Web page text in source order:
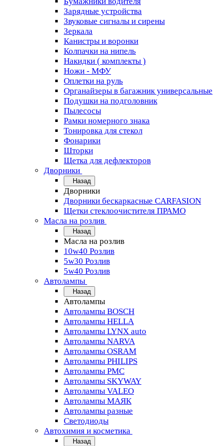
Зарядные устройства
Звуковые сигналы и сирены
Зеркала
Канистры и воронки
Колпачки на нипель
Накидки ( комплекты )
Ножи - МФУ
Оплетки на руль
Органайзеры в багажник универсальные
Подушки на подголовник
Пылесосы
Рамки номерного знака
Тонировка для стекол
Фонарики
Шторки
Щетка для дефлекторов
Дворники
Назад
Дворники
Дворники бескаркасные CARFASION
Щетки стеклоочистителя ПРАМО
Масла на розлив
Назад
Масла на розлив
10w40 Розлив
5w30 Розлив
5w40 Розлив
Автолампы
Назад
Автолампы
Автолампы BOSCH
Автолампы HELLA
Автолампы LYNX auto
Автолампы NARVA
Автолампы OSRAM
Автолампы PHILIPS
Автолампы PMC
Автолампы SKYWAY
Автолампы VALEO
Автолампы МАЯК
Автолампы разные
Светодиоды
Автохимия и косметика
Назад